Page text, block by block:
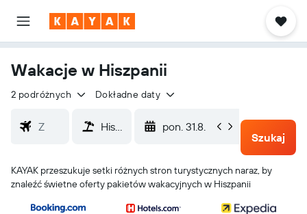
Wakacje w Hiszpanii
2 podróżnych Dokładne daty
pon. 31.8.
czw.
Szukaj
KAYAK przeszukuje setki różnych stron turystycznych naraz, by
znaleźć świetne oferty pakietów wakacyjnych w Hiszpanii